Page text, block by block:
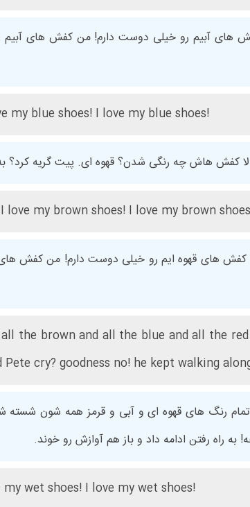
های آبیم رو خیلی دوست دارم! من کفش های
my blue shoes! I love my blue shoes!
کفش هاش چه رنگی شدن؟ قهوه ای. پیت گریه کرد؟
my brown shoes! I love my brown
های قهوه ایم رو خیلی دوست دارم! من کفش
the brown and all the blue and all the
cry? goodness no! he kept walking
رنگ های قهوه ای و آبی و قرمز همه شون
راه رفتن ادامه داد و باز هم آوازش رو خوند.
wet shoes! I love my wet shoes!